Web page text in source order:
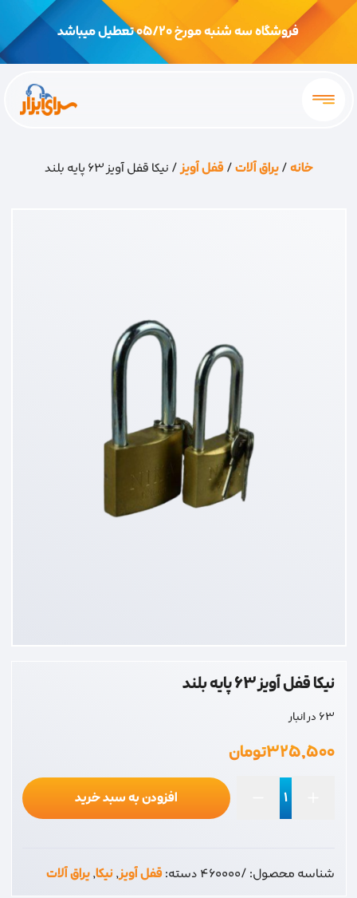
فروشگاه سه شنبه مورخ 05/20 تعطیل میباشد
خانه/یراق آلات/قفل آویز/ نیکا قفل آویز 63 پایه بلند
نیکا قفل آویز 63 پایه بلند
63 در انبار
۳۲۵,۵۰۰تومان
63
افزودن به سبد خرید
شناسه محصول:/460000 دسته:قفل آویز,نیکا,یراق آلات